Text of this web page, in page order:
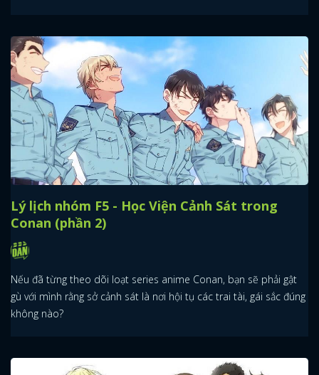
Lý lịch nhóm F5 - Học Viện Cảnh Sát trong
Conan (phần 2)
Nếu đã từng theo dõi loạt series anime Conan, bạn sẽ phải gật
gù với mình rằng sở cảnh sát là nơi hội tụ các trai tài, gái sắc đúng
không nào?